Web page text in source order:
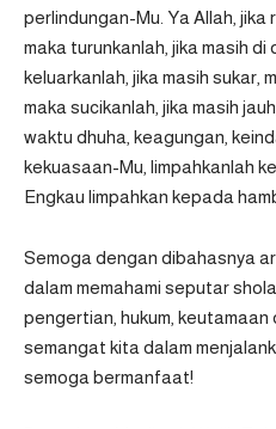
perlindungan-Mu. Ya Allah, jika
maka turunkanlah, jika masih di
keluarkanlah, jika masih sukar,
maka sucikanlah, jika masih
waktu dhuha, keagungan,
kekuasaan-Mu, limpahkanlah
Engkau limpahkan kepada
Semoga dengan dibahasnya
dalam memahami seputar
pengertian, hukum, keutamaan
semangat kita dalam
semoga bermanfaat!